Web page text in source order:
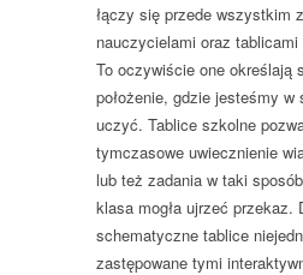
łączy się przede wszystkim
nauczycielami oraz
To oczywiście one określają
położenie, gdzie jesteśmy w
uczyć. Tablice szkolne
tymczasowe uwiecznienie
lub też zadania w taki
klasa mogła ujrzeć przekaz.
schematyczne tablice
zastępowane tymi